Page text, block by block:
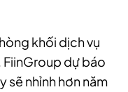
khối dịch vụ
FiinGroup dự báo
sẽ nhỉnh hơn năm